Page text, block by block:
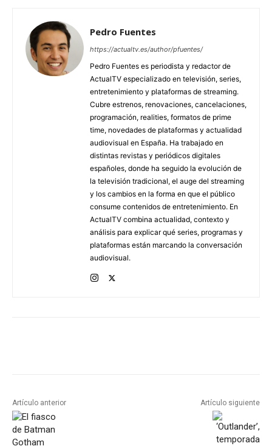
Pedro Fuentes
https://actualtv.es/author/pfuentes/
Pedro Fuentes es periodista y redactor de
ActualTV especializado en televisión, series,
entretenimiento y plataformas de streaming.
Cubre estrenos, renovaciones, cancelaciones,
programación, realities, formatos de prime
time, novedades de plataformas y actualidad
audiovisual en España. Ha trabajado en
distintas revistas y periódicos digitales
españoles, donde ha seguido la evolución de
la televisión tradicional, el auge del streaming
y los cambios en la forma en que el público
consume contenidos de entretenimiento. En
ActualTV combina actualidad, contexto y
análisis para explicar qué series, programas y
plataformas están marcando la conversación
audiovisual.
Artículo anterior Artículo siguiente